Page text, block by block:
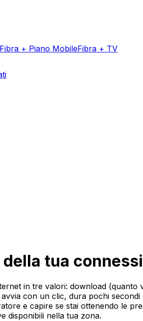
Fibra + Piano MobileFibra + TV
tua
in tre valori: download
con un clic, dura pochi
e capire se stai ottenendo le
disponibili nella tua zona.